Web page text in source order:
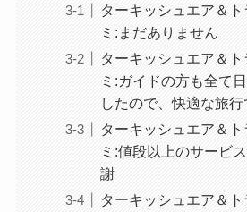
ターキッシュエア＆
ミ:まだありません
ターキッシュエア＆
ミ:ガイドの方も全て
したので、快適な旅行
ターキッシュエア＆
ミ:値段以上のサービ
謝
ターキッシュエア＆